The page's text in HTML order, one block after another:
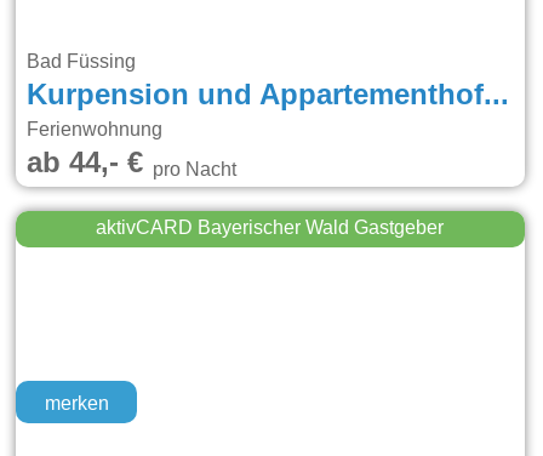
Bad Füssing
Kurpension und Appartementhof Waldfrieden
Ferienwohnung
ab 44,- €pro Nacht
merken
aktivCARD Bayerischer Wald Gastgeber